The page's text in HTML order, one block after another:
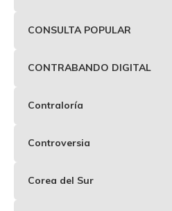
CONSULTA POPULAR
CONTRABANDO DIGITAL
Contraloría
Controversia
Corea del Sur